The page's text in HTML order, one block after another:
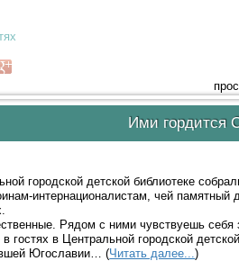
Ими гордится
городской детской библиотеке
интернационалистам, чей
Рядом с ними чувствуешь
гостях в Центральной городской
Югославии… (Читать далее...)